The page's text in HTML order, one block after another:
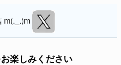
m(._.)m
楽しみください